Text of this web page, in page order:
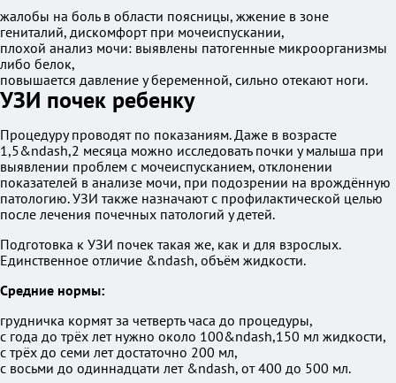
жалобы на боль в области поясницы, жжение в зоне
гениталий, дискомфорт при мочеиспускании,
плохой анализ мочи: выявлены патогенные микроорганизмы
либо белок,
повышается давление у беременной, сильно отекают ноги.
УЗИ почек ребенку
Процедуру проводят по показаниям. Даже в возрасте
1,5&ndash,2 месяца можно исследовать почки у малыша при
выявлении проблем с мочеиспусканием, отклонении
показателей в анализе мочи, при подозрении на врождённую
патологию. УЗИ также назначают с профилактической целью
после лечения почечных патологий у детей.
Подготовка к УЗИ почек такая же, как и для взрослых.
Единственное отличие &ndash, объём жидкости.
Средние нормы:
грудничка кормят за четверть часа до процедуры,
с года до трёх лет нужно около 100&ndash,150 мл жидкости,
с трёх до семи лет достаточно 200 мл,
с восьми до одиннадцати лет &ndash, от 400 до 500 мл.